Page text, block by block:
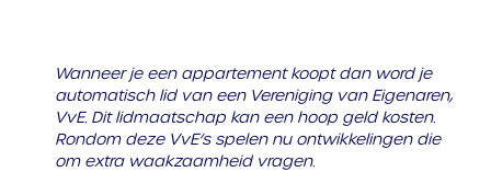
Wanneer je een appartement koopt dan word je
automatisch lid van een Vereniging van Eigenaren,
VvE. Dit lidmaatschap kan een hoop geld kosten.
Rondom deze VvE’s spelen nu ontwikkelingen die
om extra waakzaamheid vragen.